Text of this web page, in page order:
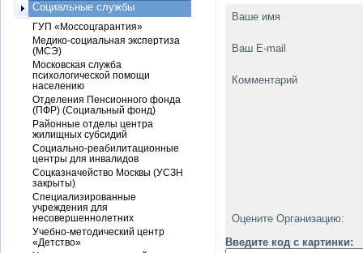
Ваше имя
Ваш E-mail
Комментарий
Оцените Организацию:
Введите код с картинки:
Социальные службы
ГУП «Моссоцгарантия»
Медико-социальная экспертиза
(МСЭ)
Московская служба
психологической помощи
населению
Отделения Пенсионного фонда
(ПФР) (Социальный фонд)
Районные отделы центра
жилищных субсидий
Социально-реабилитационные
центры для инвалидов
Соцказначейство Москвы (УСЗН
закрыты)
Специализированные
учреждения для
несовершеннолетних
Учебно-методический центр
«Детство»